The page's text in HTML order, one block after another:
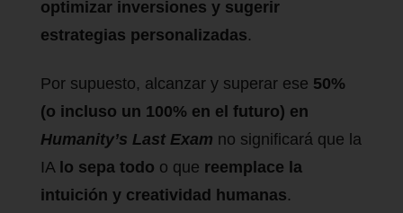
optimizar inversiones y sugerir
estrategias personalizadas.
Por supuesto, alcanzar y superar ese 50%
(o incluso un 100% en el futuro) en
Humanity’s Last Exam no significará que la
IA lo sepa todo o que reemplace la
intuición y creatividad humanas.